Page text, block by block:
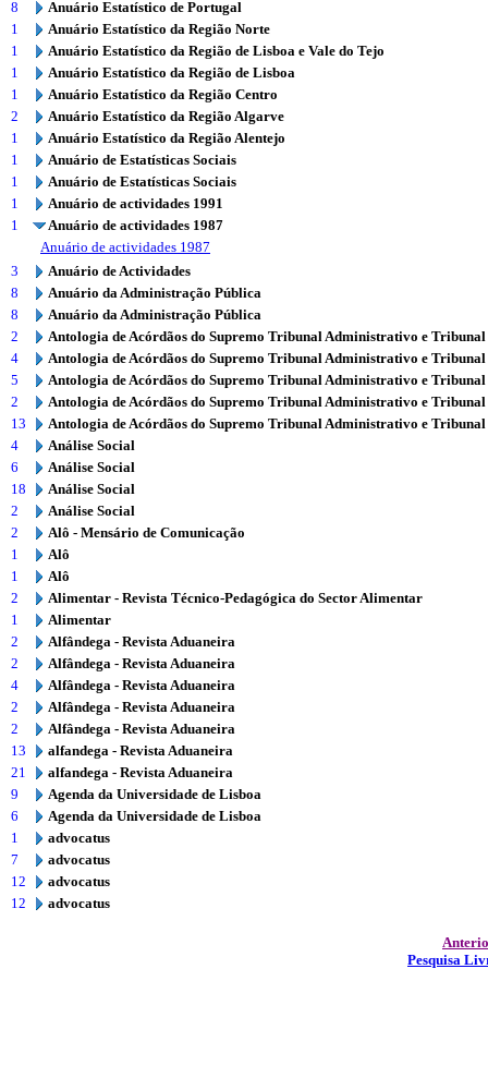
8
Anuário Estatístico de Portugal
1
Anuário Estatístico da Região Norte
1
Anuário Estatístico da Região de Lisboa e Vale do Tejo
1
Anuário Estatístico da Região de Lisboa
1
Anuário Estatístico da Região Centro
2
Anuário Estatístico da Região Algarve
1
Anuário Estatístico da Região Alentejo
1
Anuário de Estatísticas Sociais
1
Anuário de Estatísticas Sociais
1
Anuário de actividades 1991
1
Anuário de actividades 1987
Anuário de actividades 1987
3
Anuário de Actividades
8
Anuário da Administração Pública
8
Anuário da Administração Pública
2
Antologia de Acórdãos do Supremo Tribunal Administrativo e
4
Antologia de Acórdãos do Supremo Tribunal Administrativo e
5
Antologia de Acórdãos do Supremo Tribunal Administrativo e
2
Antologia de Acórdãos do Supremo Tribunal Administrativo e
13
Antologia de Acórdãos do Supremo Tribunal Administrativo e
4
Análise Social
6
Análise Social
18
Análise Social
2
Análise Social
2
Alô - Mensário de Comunicação
1
Alô
1
Alô
2
Alimentar - Revista Técnico-Pedagógica do Sector Alimentar
1
Alimentar
2
Alfândega - Revista Aduaneira
2
Alfândega - Revista Aduaneira
4
Alfândega - Revista Aduaneira
2
Alfândega - Revista Aduaneira
2
Alfândega - Revista Aduaneira
13
alfandega - Revista Aduaneira
21
alfandega - Revista Aduaneira
9
Agenda da Universidade de Lisboa
6
Agenda da Universidade de Lisboa
1
advocatus
7
advocatus
12
advocatus
12
advocatus
Pesquisa